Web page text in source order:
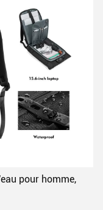
pour homme,